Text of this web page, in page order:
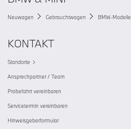
Neuwagen Gebrauchtwagen BMW-Modelle
KONTAKT
Standorte
Ansprechpartner / Team
Probefahrt vereinbaren
Servicetermin vereinbaren
Hinweisgeberformular